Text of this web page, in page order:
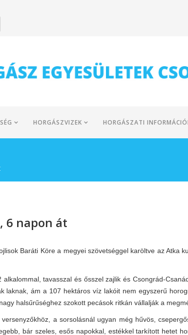
HORGÁSZVIZEK HORGÁSZATI
6 napon át
Baráti Köre a megyei szövetséggel karöltve az Atka
tavasszal és ősszel zajlik és Csongrád-
laknak, ám a 107 hektáros víz lakóit nem egyszerű
halsűrűséghez szokott pecások ritkán vállalják a
a sorsolásnál ugyan még hűvös,
bár szeles, esős napokkal, estékkel tarkított hetet